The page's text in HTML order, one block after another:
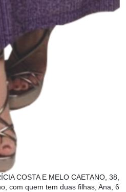
COSTA E MELO CAETANO, 38,
com quem tem duas filhas, Ana, 6